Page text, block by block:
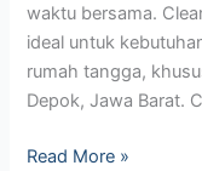
waktu bersama.
ideal untuk
rumah tangga,
Depok, Jawa Barat.
Read More »